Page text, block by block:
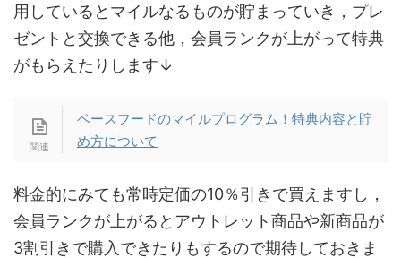
用しているとマイルなるものが貯まっていき，プレ
ゼントと交換できる他，会員ランクが上がって特典
がもらえたりします↓
ベースフードのマイルプログラム！特典内容と貯
め方について
料金的にみても常時定価の10％引きで買えますし，
会員ランクが上がるとアウトレット商品や新商品が
3割引きで購入できたりもするので期待しておきま